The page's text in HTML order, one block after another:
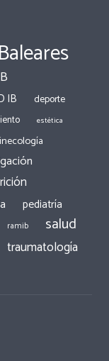
Baleares
IB
deporte
estética
pediatría
ramib salud
traumatología